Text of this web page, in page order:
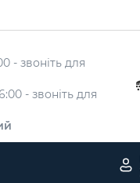
- звоніть для
- звоніть для